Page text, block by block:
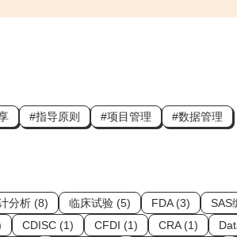
#指导原则 #项目管理 #数据管理
分析 (8) 临床试验 (5) FDA (3) SAS
CDISC (1) CFDI (1) CRA (1)